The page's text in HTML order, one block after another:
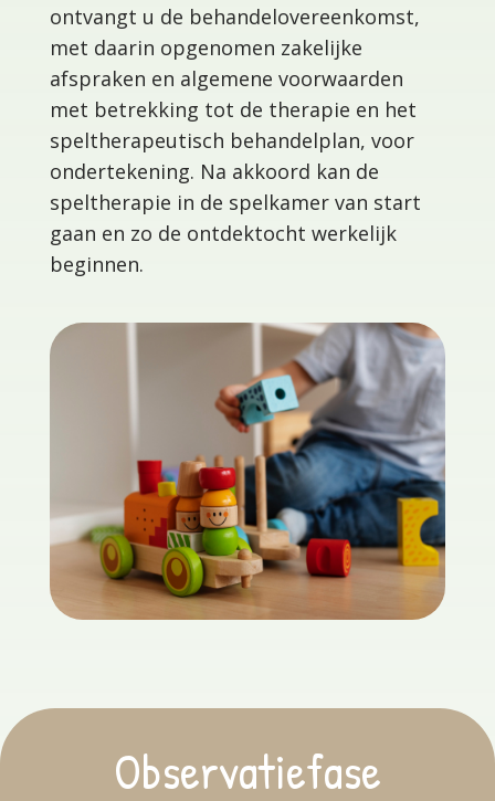
ontvangt u de behandelovereenkomst,
met daarin opgenomen zakelijke
afspraken en algemene voorwaarden
met betrekking tot de therapie en het
speltherapeutisch behandelplan, voor
ondertekening. Na akkoord kan de
speltherapie in de spelkamer van start
gaan en zo de ontdektocht werkelijk
beginnen.
Observatiefase